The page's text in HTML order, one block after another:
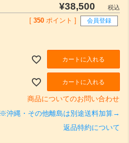
¥38,500
税込
350 ポイント ] 会員登録
カートに入れる
カートに入れる
商品についてのお問い合わせ
※沖縄・その他離島は別途送料加算→
返品特約について